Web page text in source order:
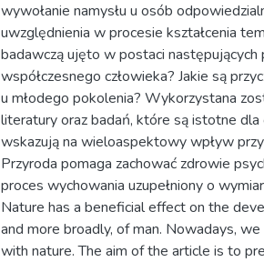
wywołanie namysłu u osób
uwzględnienia w procesie kształcenia
badawczą ujęto w postaci
współczesnego człowieka? Jakie są
u młodego pokolenia? Wykorzystana
literatury oraz badań, które są istotne
wskazują na wieloaspektowy wpływ
Przyroda pomaga zachować zdrowie
proces wychowania uzupełniony o
Nature has a beneficial effect on the
and more broadly, of man. Nowadays,
with nature. The aim of the article is to